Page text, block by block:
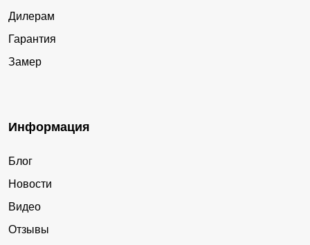
Дилерам
Гарантия
Замер
Информация
Блог
Новости
Видео
Отзывы